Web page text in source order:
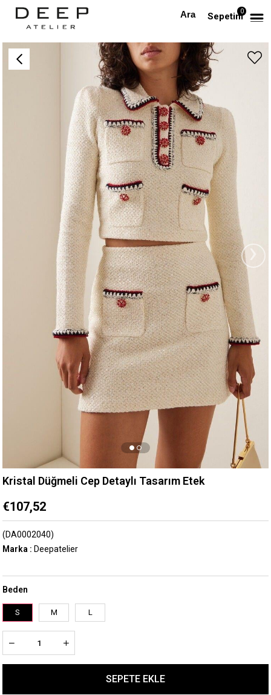
Sepetim0
Anasayfa ALT GİYİM Kristal Düğmeli Cep Detaylı Tasarım Etek
›
Kristal Düğmeli Cep Detaylı Tasarım Etek
€107,52
(DA0002040)
Marka : Deepatelier
Beden
S M L